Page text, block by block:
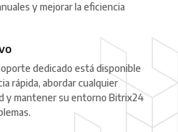
y mejorar la eficiencia
dedicado está disponible
rápida, abordar cualquier
y mantener su entorno Bitrix24